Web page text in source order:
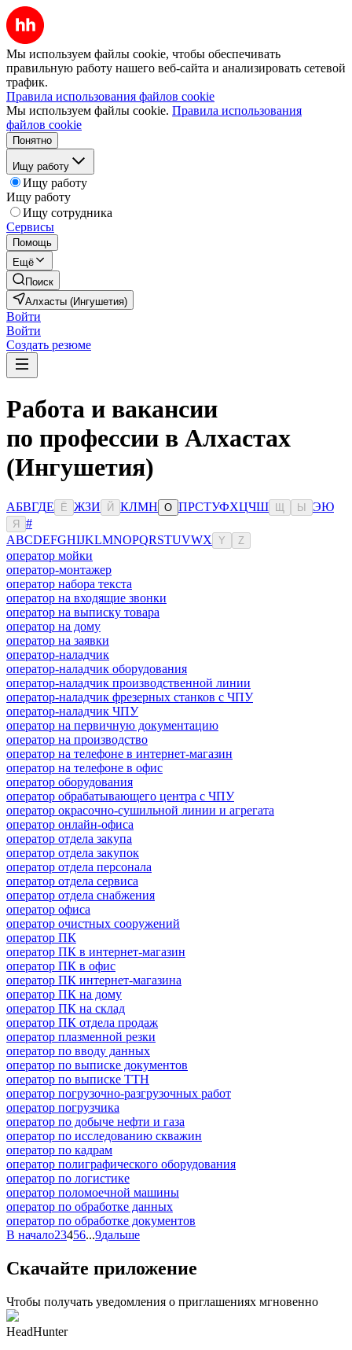
Мы используем файлы cookie, чтобы обеспечивать
правильную работу нашего веб-сайта и анализировать сетевой
трафик.
Правила использования файлов cookie
Мы используем файлы cookie. Правила использования
файлов cookie
Понятно
Ищу работу
Ищу работу
Ищу работу
Ищу сотрудника
Сервисы
Помощь
Ещё
Поиск
Алхасты (Ингушетия)
Войти
Войти
Создать резюме
Работа и вакансии
по профессии в Алхастах
(Ингушетия)
АБВГДЕ Ё ЖЗИ Й КЛМН О ПРСТУФХЦЧШ Ы ЭЮ
Я
#
ABCDEFGHIJKLMNOPQRSTUVWX Y Z
оператор мойки
оператор-монтажер
оператор набора текста
оператор на входящие звонки
оператор на выписку товара
оператор на дому
оператор на заявки
оператор-наладчик
оператор-наладчик оборудования
оператор-наладчик производственной линии
оператор-наладчик фрезерных станков с ЧПУ
оператор-наладчик ЧПУ
оператор на первичную документацию
оператор на производство
оператор на телефоне в интернет-магазин
оператор на телефоне в офис
оператор оборудования
оператор обрабатывающего центра с ЧПУ
оператор окрасочно-сушильной линии и агрегата
оператор онлайн-офиса
оператор отдела закупа
оператор отдела закупок
оператор отдела персонала
оператор отдела сервиса
оператор отдела снабжения
оператор офиса
оператор очистных сооружений
оператор ПК
оператор ПК в интернет-магазин
оператор ПК в офис
оператор ПК интернет-магазина
оператор ПК на дому
оператор ПК на склад
оператор ПК отдела продаж
оператор плазменной резки
оператор по вводу данных
оператор по выписке документов
оператор по выписке ТТН
оператор погрузочно-разгрузочных работ
оператор погрузчика
оператор по добыче нефти и газа
оператор по исследованию скважин
оператор по кадрам
оператор полиграфического оборудования
оператор по логистике
оператор поломоечной машины
оператор по обработке данных
оператор по обработке документов
В начало23456...9дальше
Скачайте приложение
Чтобы получать уведомления о приглашениях мгновенно
HeadHunter